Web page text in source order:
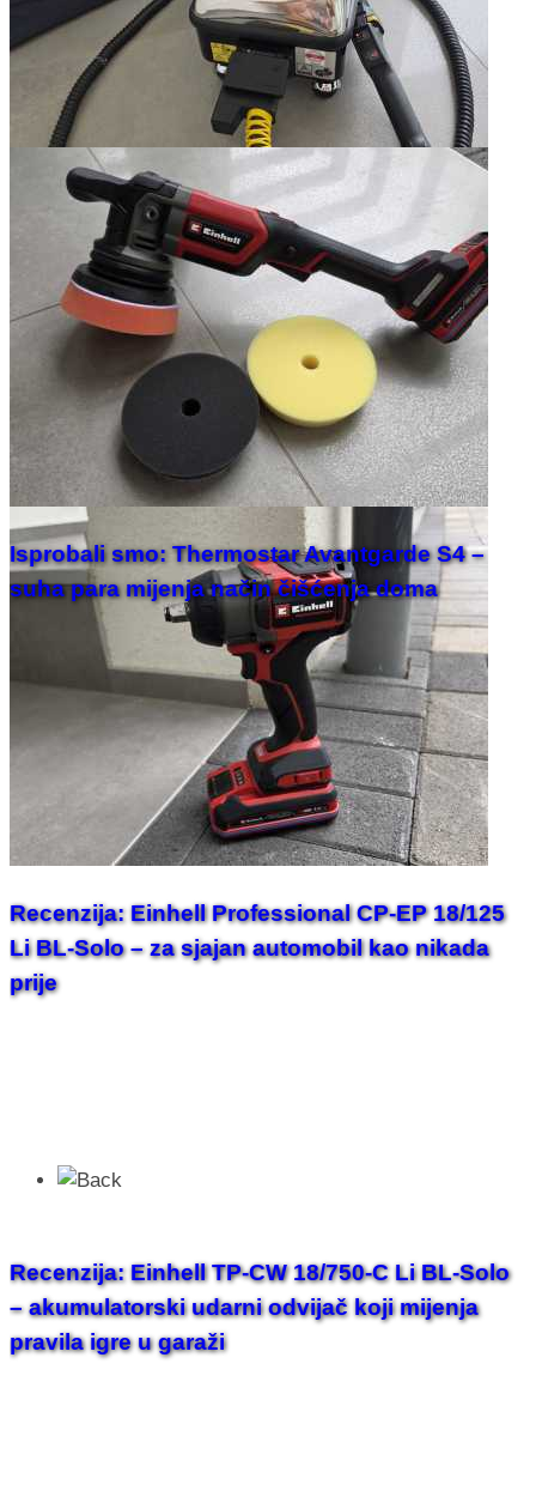
Isprobali smo: Thermostar Avantgarde S4 –
suha para mijenja način čišćenja doma
Recenzija: Einhell Professional CP-EP 18/125
Li BL-Solo – za sjajan automobil kao nikada
prije
Recenzija: Einhell TP-CW 18/750-C Li BL-Solo
– akumulatorski udarni odvijač koji mijenja
pravila igre u garaži